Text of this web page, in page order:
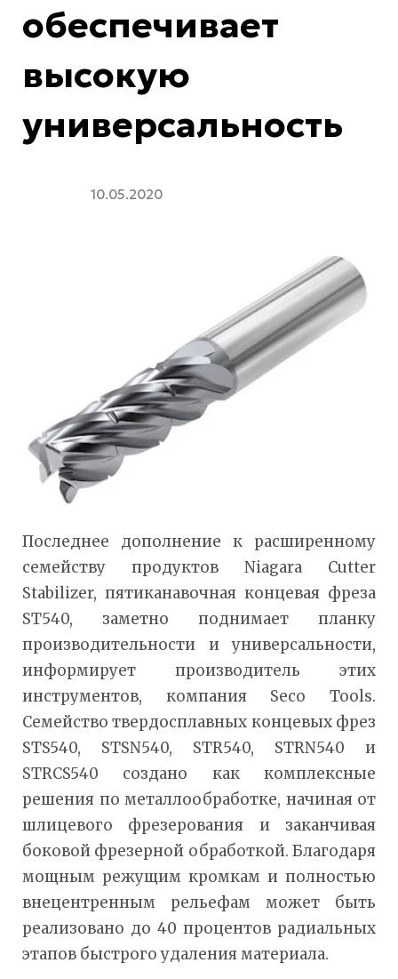
обеспечивает
высокую
универсальность
10.05.2020
Последнее дополнение к расширенному
семейству продуктов Niagara Cutter
Stabilizer, пятиканавочная концевая фреза
ST540, заметно поднимает планку
производительности и универсальности,
информирует производитель этих
инструментов, компания Seco Tools.
Семейство твердосплавных концевых фрез
STS540, STSN540, STR540, STRN540 и
STRCS540 создано как комплексные
решения по металлообработке, начиная от
шлицевого фрезерования и заканчивая
боковой фрезерной обработкой. Благодаря
мощным режущим кромкам и полностью
внецентренным рельефам может быть
реализовано до 40 процентов радиальных
этапов быстрого удаления материала.